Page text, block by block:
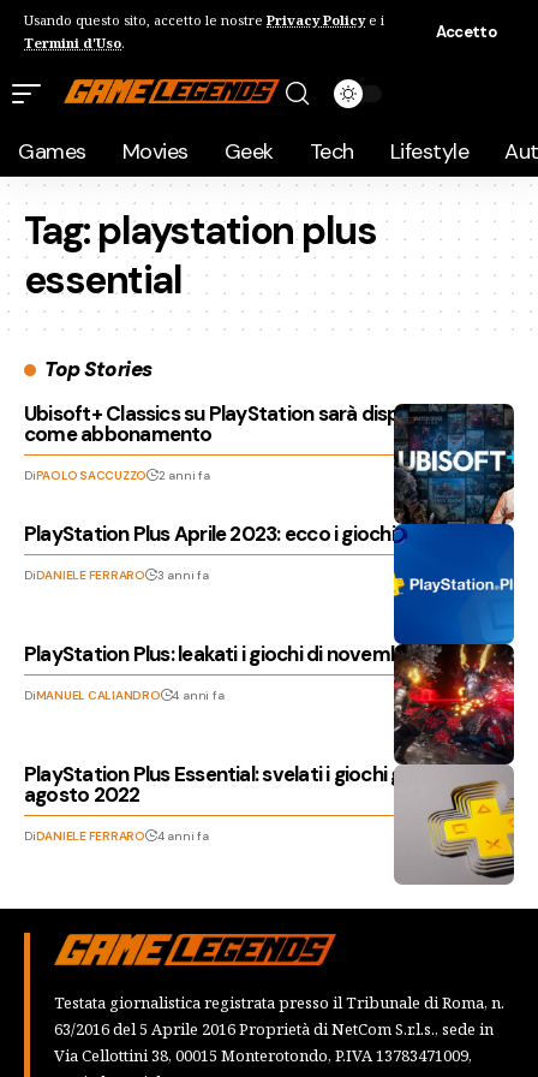
Usando questo sito, accetto le nostre Privacy Policye i
Termini d'Uso.
Accetto
Games Movies Geek Tech Lifestyle
Tag:playstation plus
essential
Top Stories
Ubisoft+ Classics su PlayStation sarà disponibile
come abbonamento
DiPAOLO SACCUZZO 2 anni fa
PlayStation Plus Aprile 2023: ecco i giochi gratuiti
DiDANIELE FERRARO 3 anni fa
PlayStation Plus: leakati i giochi di novembre 2022
DiMANUEL CALIANDRO 4 anni fa
PlayStation Plus Essential: svelati i giochi gratis di
agosto 2022
DiDANIELE FERRARO 4 anni fa
Testata giornalistica registrata presso il Tribunale di Roma, n.
63/2016 del 5 Aprile 2016 Proprietà di NetCom S.r.l.s., sede in
Via Cellottini 38, 00015 Monterotondo, P.IVA 13783471009,